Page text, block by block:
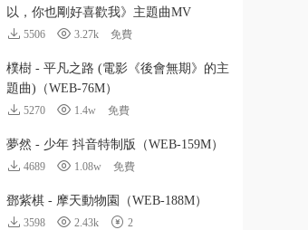
以，你也剛好喜歡我》主題曲MV
5506 3.27k 免費
樸樹 - 平凡之路 (電影《後會無期》的主
題曲)（WEB-76M）
5270 1.4w 免費
夢然 - 少年 抖音特制版（WEB-159M）
4689 1.08w 免費
鄧紫棋 - 摩天動物園（WEB-188M）
3598 2.43k 2